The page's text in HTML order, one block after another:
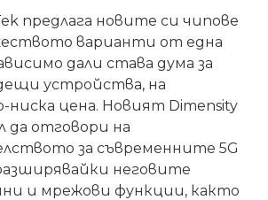
предлага новите си чипове
варианти от една
дали става дума за
устройства, на
ниска цена. Новият Dimensity
да отговори на
за съвременните 5G
неговите
и мрежови функции, както